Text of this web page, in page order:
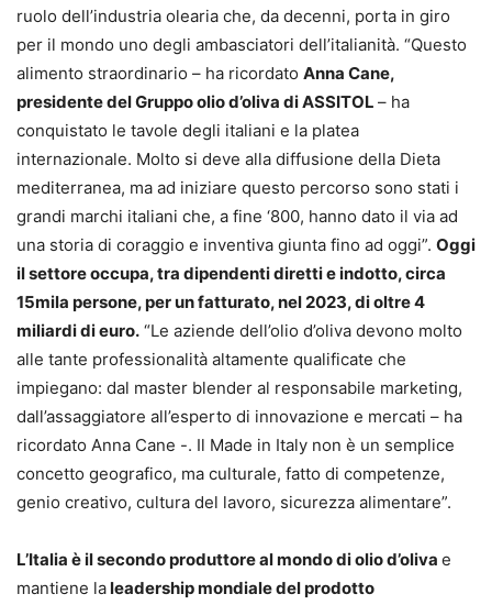
ruolo dell’industria olearia che, da decenni, porta in giro
per il mondo uno degli ambasciatori dell’italianità. “Questo
alimento straordinario – ha ricordato Anna Cane,
presidente del Gruppo olio d’oliva di ASSITOL – ha
conquistato le tavole degli italiani e la platea
internazionale. Molto si deve alla diffusione della Dieta
mediterranea, ma ad iniziare questo percorso sono stati i
grandi marchi italiani che, a fine ‘800, hanno dato il via ad
una storia di coraggio e inventiva giunta fino ad oggi”. Oggi
il settore occupa, tra dipendenti diretti e indotto, circa
15mila persone, per un fatturato, nel 2023, di oltre 4
miliardi di euro. “Le aziende dell’olio d’oliva devono molto
alle tante professionalità altamente qualificate che
impiegano: dal master blender al responsabile marketing,
dall’assaggiatore all’esperto di innovazione e mercati – ha
ricordato Anna Cane -. Il Made in Italy non è un semplice
concetto geografico, ma culturale, fatto di competenze,
genio creativo, cultura del lavoro, sicurezza alimentare”.
L’Italia è il secondo produttore al mondo di olio d’oliva e
mantiene laleadership mondiale del prodotto